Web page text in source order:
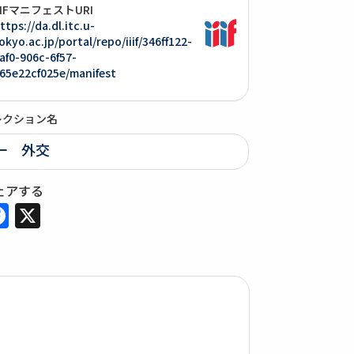
マニフェストURI
da.dl.itc.u-
portal/repo/iiif/346ff122-
906c-6f57-
manifest
ション名
外交
アする
Facebook
X